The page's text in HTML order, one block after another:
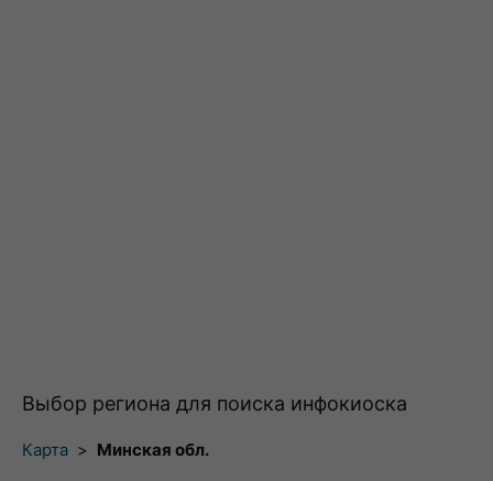
Выбор региона для поиска инфокиоска
Карта > Минская обл.